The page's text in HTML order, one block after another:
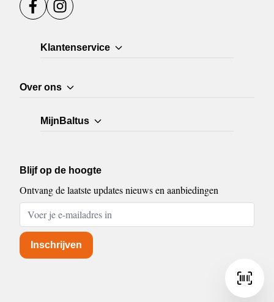
FacebookInstagram
Klantenservice
Over ons
MijnBaltus
Blijf op de hoogte
Ontvang de laatste updates nieuws en aanbiedingen
E-mailadres
Inschrijven